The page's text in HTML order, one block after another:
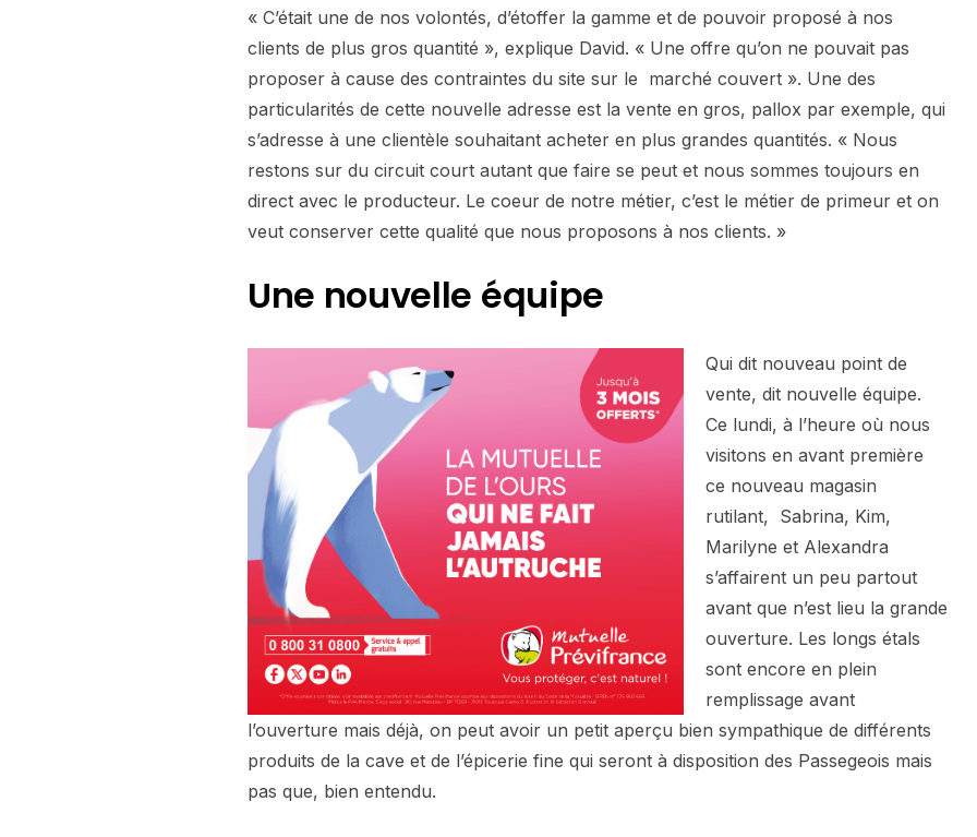
« C’était une de nos volontés, d’étoffer la gamme et de pouvoir proposé à nos
clients de plus gros quantité », explique David. « Une offre qu’on ne pouvait pas
proposer à cause des contraintes du site sur le marché couvert ». Une des
particularités de cette nouvelle adresse est la vente en gros, pallox par exemple, qui
s’adresse à une clientèle souhaitant acheter en plus grandes quantités. « Nous
restons sur du circuit court autant que faire se peut et nous sommes toujours en
direct avec le producteur. Le coeur de notre métier, c’est le métier de primeur et on
veut conserver cette qualité que nous proposons à nos clients. »
Une nouvelle équipe
Qui dit nouveau point de
vente, dit nouvelle équipe.
Ce lundi, à l’heure où nous
visitons en avant première
ce nouveau magasin
rutilant, Sabrina, Kim,
Marilyne et Alexandra
s’affairent un peu partout
avant que n’est lieu la grande
ouverture. Les longs étals
sont encore en plein
remplissage avant
l’ouverture mais déjà, on peut avoir un petit aperçu bien sympathique de différents
produits de la cave et de l’épicerie fine qui seront à disposition des Passegeois mais
pas que, bien entendu.